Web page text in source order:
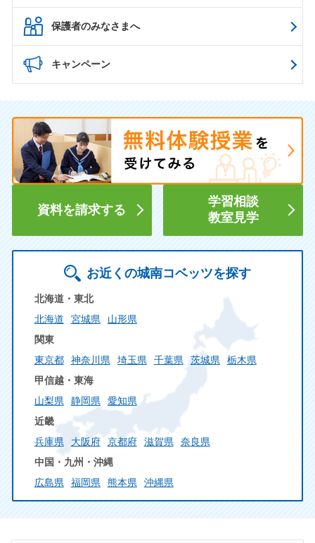
保護者のみなさまへ
キャンペーン
資料を請求する
学習相談
教室見学
お近くの城南コベッツを探す
北海道・東北
北海道
宮城県
山形県
関東
東京都
神奈川県 埼玉県 千葉県 茨城県
栃木県
甲信越・東海
山梨県
静岡県
愛知県
近畿
兵庫県
大阪府 京都府 滋賀県
奈良県
中国・九州・沖縄
広島県
福岡県 熊本県 沖縄県